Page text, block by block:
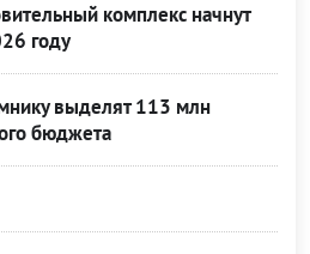
комплекс начнут
году
выделят 113 млн
бюджета